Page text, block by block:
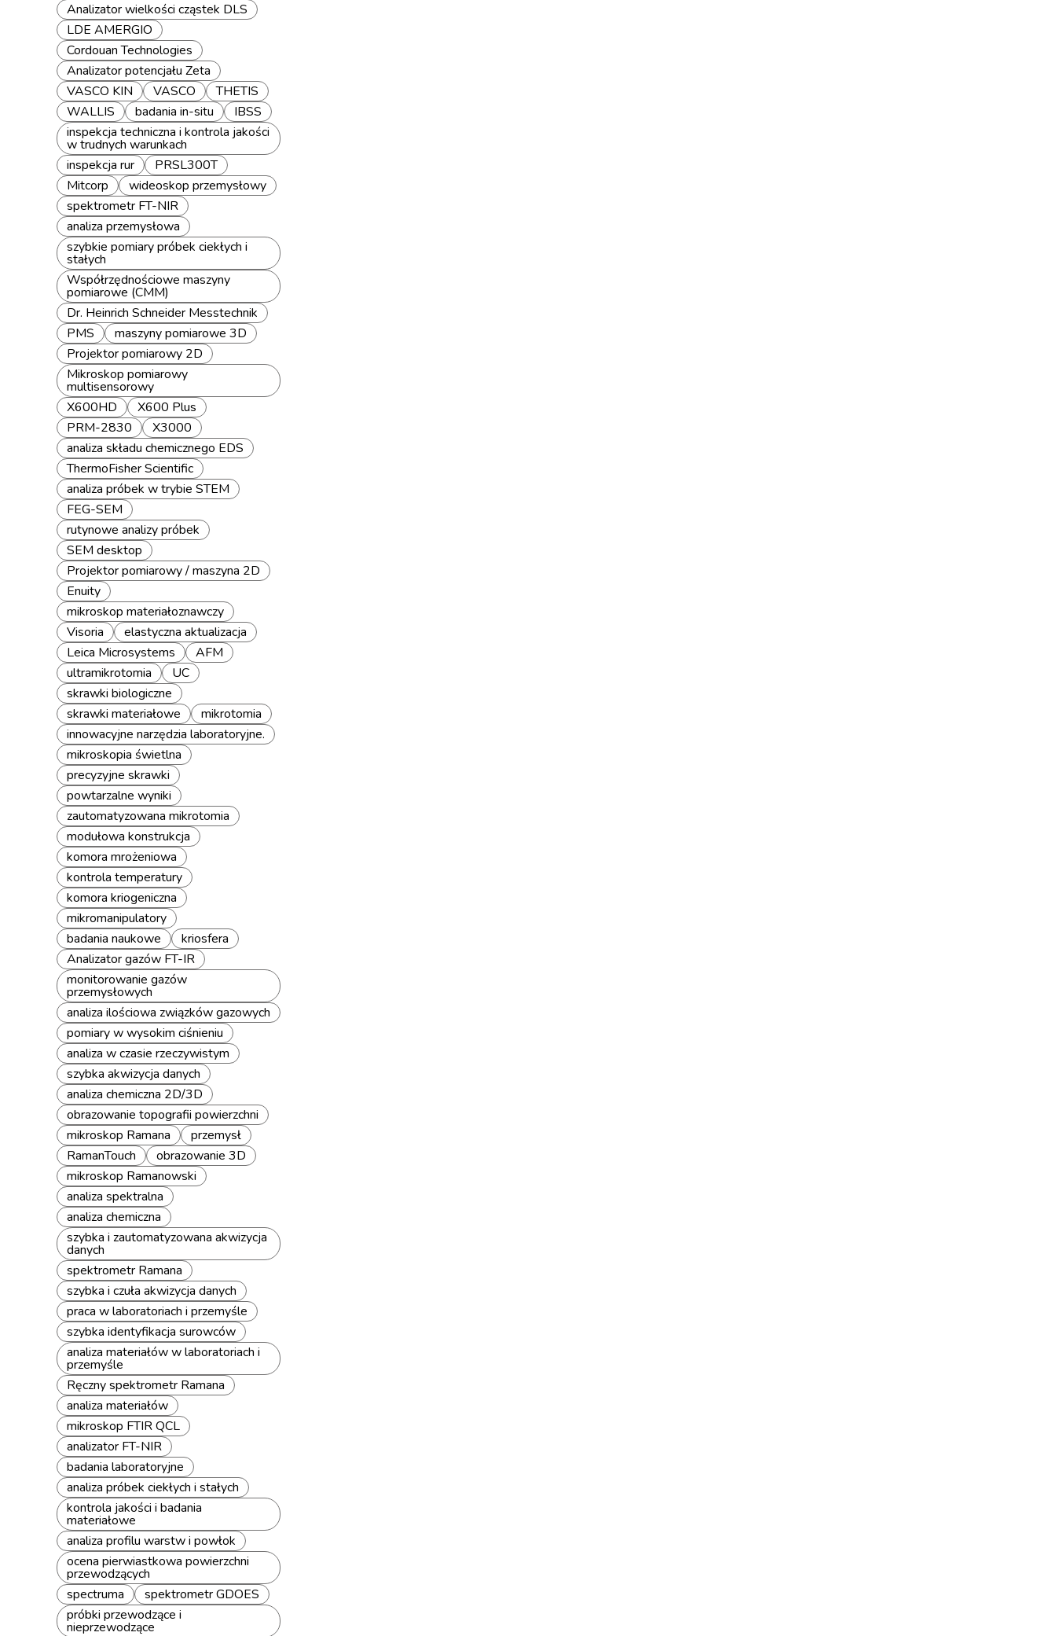
Analizator wielkości cząstek DLS
LDE AMERGIO
Cordouan Technologies
Analizator potencjału Zeta
VASCO KIN
VASCO
THETIS
WALLIS
badania in-situ
IBSS
inspekcja techniczna i kontrola jakości
w trudnych warunkach
inspekcja rur
PRSL300T
Mitcorp
wideoskop przemysłowy
spektrometr FT-NIR
analiza przemysłowa
szybkie pomiary próbek ciekłych i
stałych
Współrzędnościowe maszyny
pomiarowe (CMM)
Dr. Heinrich Schneider Messtechnik
PMS
maszyny pomiarowe 3D
Projektor pomiarowy 2D
Mikroskop pomiarowy
multisensorowy
X600HD
X600 Plus
PRM-2830
X3000
analiza składu chemicznego EDS
ThermoFisher Scientific
analiza próbek w trybie STEM
FEG-SEM
rutynowe analizy próbek
SEM desktop
Projektor pomiarowy / maszyna 2D
Enuity
mikroskop materiałoznawczy
Visoria
elastyczna aktualizacja
Leica Microsystems
AFM
ultramikrotomia
UC
skrawki biologiczne
skrawki materiałowe
mikrotomia
innowacyjne narzędzia laboratoryjne.
mikroskopia świetlna
precyzyjne skrawki
powtarzalne wyniki
zautomatyzowana mikrotomia
modułowa konstrukcja
komora mrożeniowa
kontrola temperatury
komora kriogeniczna
mikromanipulatory
badania naukowe
kriosfera
Analizator gazów FT-IR
monitorowanie gazów
przemysłowych
analiza ilościowa związków gazowych
pomiary w wysokim ciśnieniu
analiza w czasie rzeczywistym
szybka akwizycja danych
analiza chemiczna 2D/3D
obrazowanie topografii powierzchni
mikroskop Ramana
przemysł
RamanTouch
obrazowanie 3D
mikroskop Ramanowski
analiza spektralna
analiza chemiczna
szybka i zautomatyzowana akwizycja
danych
spektrometr Ramana
szybka i czuła akwizycja danych
praca w laboratoriach i przemyśle
szybka identyfikacja surowców
analiza materiałów w laboratoriach i
przemyśle
Ręczny spektrometr Ramana
analiza materiałów
mikroskop FTIR QCL
analizator FT-NIR
badania laboratoryjne
analiza próbek ciekłych i stałych
kontrola jakości i badania
materiałowe
analiza profilu warstw i powłok
ocena pierwiastkowa powierzchni
przewodzących
spectruma
spektrometr GDOES
próbki przewodzące i
nieprzewodzące